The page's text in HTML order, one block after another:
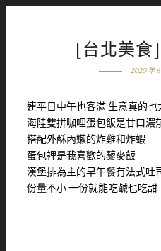
[台北美食
2020 年
連平日中午也客滿 生意真的也
海陸雙拼咖哩蛋包飯是甘口濃
搭配外酥內嫰的炸雞和炸蝦
蛋包裡是我喜歡的藜麥飯
漢堡排為主的早午餐有法式吐
份量不小 一份就能吃鹹也吃甜